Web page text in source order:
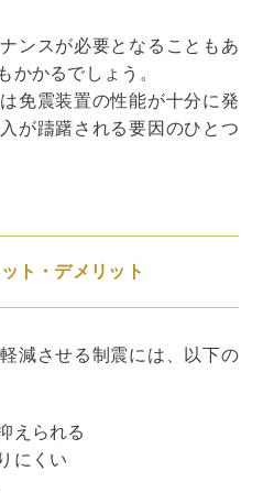
ンスが必要となることもあ
かかるでしょう。
免震装置の性能が十分に発
が躊躇される要因のひとつ
ト・デメリット
減させる制震には、以下の
えられる
にくい